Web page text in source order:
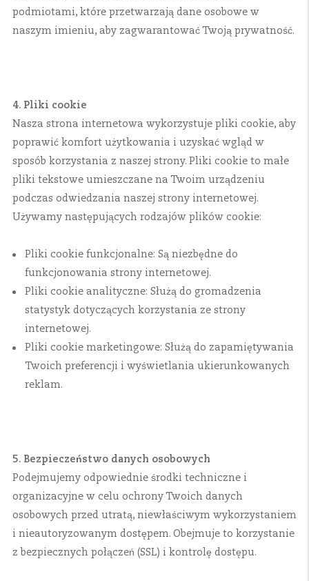
podmiotami, które przetwarzają dane osobowe w
naszym imieniu, aby zagwarantować Twoją prywatność.
4. Pliki cookie
Nasza strona internetowa wykorzystuje pliki cookie, aby
poprawić komfort użytkowania i uzyskać wgląd w
sposób korzystania z naszej strony. Pliki cookie to małe
pliki tekstowe umieszczane na Twoim urządzeniu
podczas odwiedzania naszej strony internetowej.
Używamy następujących rodzajów plików cookie:
Pliki cookie funkcjonalne: Są niezbędne do
funkcjonowania strony internetowej.
Pliki cookie analityczne: Służą do gromadzenia
statystyk dotyczących korzystania ze strony
internetowej.
Pliki cookie marketingowe: Służą do zapamiętywania
Twoich preferencji i wyświetlania ukierunkowanych
reklam.
5. Bezpieczeństwo danych osobowych
Podejmujemy odpowiednie środki techniczne i
organizacyjne w celu ochrony Twoich danych
osobowych przed utratą, niewłaściwym wykorzystaniem
i nieautoryzowanym dostępem. Obejmuje to korzystanie
z bezpiecznych połączeń (SSL) i kontrolę dostępu.